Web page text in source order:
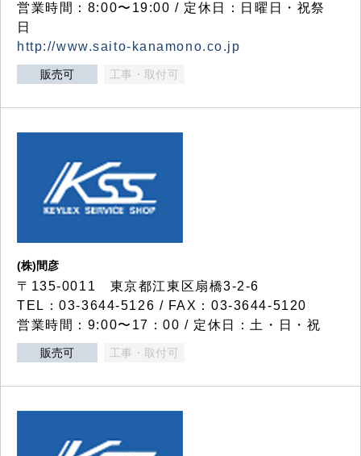
営業時間：8:00〜19:00 / 定休日：日曜日・祝祭
日
http://www.saito-kanamono.co.jp
販売可 工事・取付可
(株)間彦
〒135-0011 東京都江東区扇橋3-2-6
TEL：03-3644-5126 / FAX：03-3644-5120
営業時間：9:00〜17：00 / 定休日：土・日・祝
販売可 工事・取付可